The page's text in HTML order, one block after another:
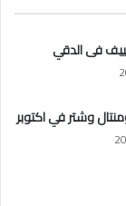
فى الدقي
وشتر في اكتوبر